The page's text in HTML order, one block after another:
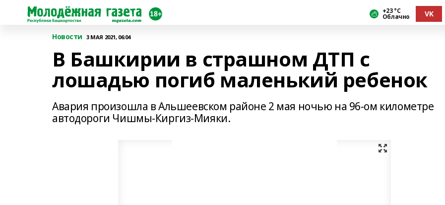
+23 °С
Облачно VK
Новости 3 МАЯ 2021, 06:04
В Башкирии в страшном ДТП с
лошадью погиб маленький ребенок
Авария произошла в Альшеевском районе 2 мая ночью на 96-ом километре
автодороги Чишмы-Киргиз-Мияки.